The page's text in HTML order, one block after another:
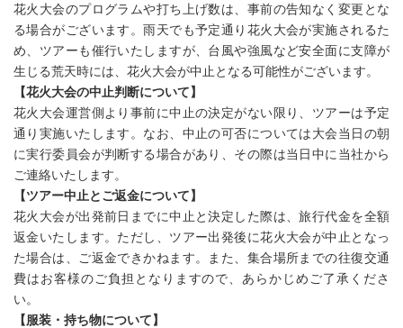
花火大会のプログラムや打ち上げ数は、事前の告知なく変更とな
る場合がございます。雨天でも予定通り花火大会が実施されるた
め、ツアーも催行いたしますが、台風や強風など安全面に支障が
生じる荒天時には、花火大会が中止となる可能性がございます。
【花火大会の中止判断について】
花火大会運営側より事前に中止の決定がない限り、ツアーは予定
通り実施いたします。なお、中止の可否については大会当日の朝
に実行委員会が判断する場合があり、その際は当日中に当社から
ご連絡いたします。
【ツアー中止とご返金について】
花火大会が出発前日までに中止と決定した際は、旅行代金を全額
返金いたします。ただし、ツアー出発後に花火大会が中止となっ
た場合は、ご返金できかねます。また、集合場所までの往復交通
費はお客様のご負担となりますので、あらかじめご了承くださ
い。
【服装・持ち物について】